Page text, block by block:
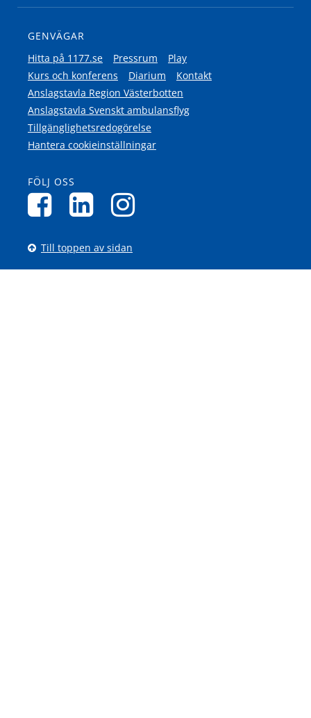
GENVÄGAR
Hitta på 1177.se
Pressrum
Play
Kurs och konferens
Diarium
Kontakt
Anslagstavla Region Västerbotten
Anslagstavla Svenskt ambulansflyg
Tillgänglighetsredogörelse
Hantera cookieinställningar
FÖLJ OSS
Till toppen av sidan